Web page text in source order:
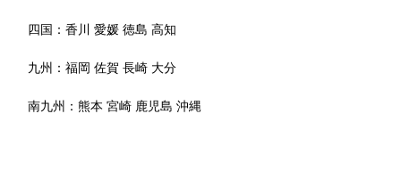
四国：香川 愛媛 徳島 高知
九州：福岡 佐賀 長崎 大分
南九州：熊本 宮崎 鹿児島 沖縄